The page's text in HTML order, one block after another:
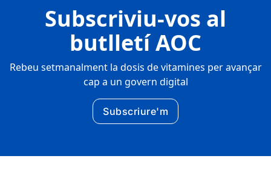
Subscriviu-vos al
butlletí AOC
Rebeu setmanalment la dosis de vitamines per avançar
cap a un govern digital
Subscriure'm